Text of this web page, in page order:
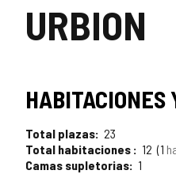
LeónURBION
TIPO
HABITACIONES
Total plazas 23
Total habitaciones
12 1
Camas supletorias
1